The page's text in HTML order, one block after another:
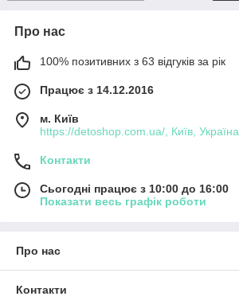
Про нас
100% позитивних з 63 відгуків за рік
Працює з 14.12.2016
м. Київ
https://detoshop.com.ua/, Київ, Україна
Контакти
Сьогодні працює з 10:00 до 16:00
Показати весь графік роботи
Про нас
Контакти